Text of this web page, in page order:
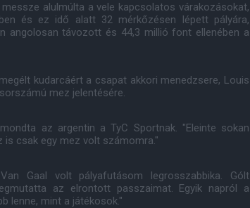
alulmúlta a vele kapcsolatos várakozásokat,
és ez idő alatt 32 mérkőzésen lépett pályára,
angolosan távozott és 44,3 millió font ellenében a
kudarcáért a csapat akkori menedzsere, Louis
mez jelentésére.
az argentin a TyC Sportnak. "Eleinte sokan
is csak egy mez volt számomra."
Gaal volt pályafutásom legrosszabbika. Gólt
az elrontott passzaimat. Egyik napról a
lenne, mint a játékosok."